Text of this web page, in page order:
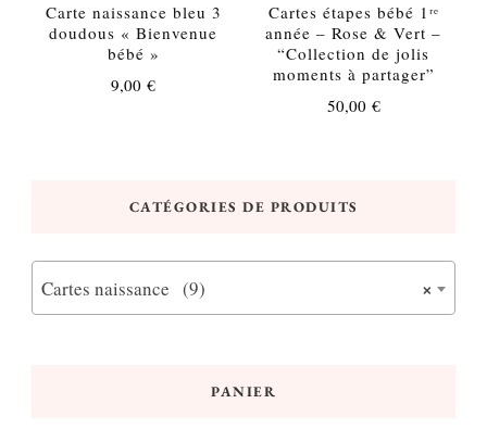
Carte naissance bleu 3
doudous « Bienvenue
bébé »
9,00€
Cartes étapes bébé 1ʳᵉ
année – Rose & Vert –
“Collection de jolis
moments à partager”
50,00 €
CATÉGORIES DE PRODUITS
×
Cartes naissance (9)
PANIER